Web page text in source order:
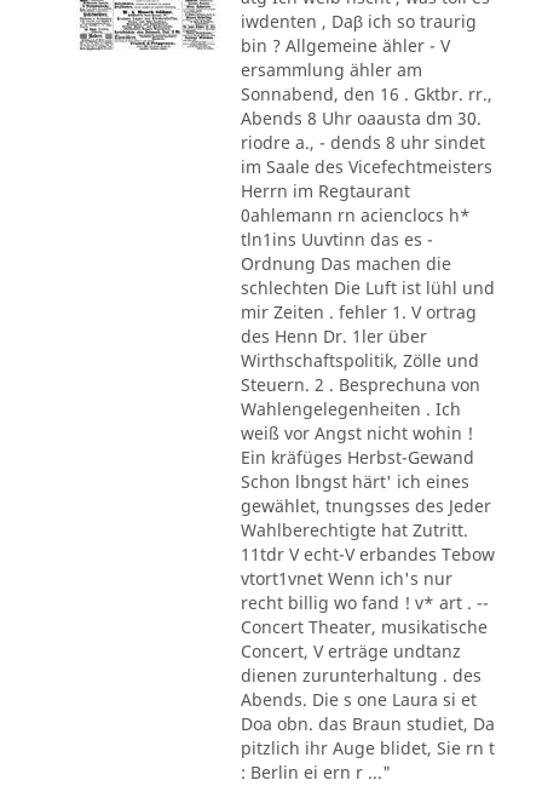
iwdenten , Daβ ich so traurig
bin ? Allgemeine ähler - V
ersammlung ähler am
Sonnabend, den 16 . Gktbr. rr.,
Abends 8 Uhr oaausta dm 30.
riodre a., - dends 8 uhr sindet
im Saale des Vicefechtmeisters
Herrn im Regtaurant
0ahlemann rn acienclocs h*
tln1ins Uuvtinn das es -
Ordnung Das machen die
schlechten Die Luft ist lühl und
mir Zeiten . fehler 1. V ortrag
des Henn Dr. 1ler über
Wirthschaftspolitik, Zölle und
Steuern. 2 . Besprechuna von
Wahlengelegenheiten . Ich
weiß vor Angst nicht wohin !
Ein kräfüges Herbst-Gewand
Schon lbngst härt' ich eines
gewählet, tnungsses des Jeder
Wahlberechtigte hat Zutritt.
11tdr V echt-V erbandes Tebow
vtort1vnet Wenn ich's nur
recht billig wo fand ! v* art . --
Concert Theater, musikatische
Concert, V erträge undtanz
dienen zurunterhaltung . des
Abends. Die s one Laura si et
Doa obn. das Braun studiet, Da
pitzlich ihr Auge blidet, Sie rn t
: Berlin ei ern r ..."